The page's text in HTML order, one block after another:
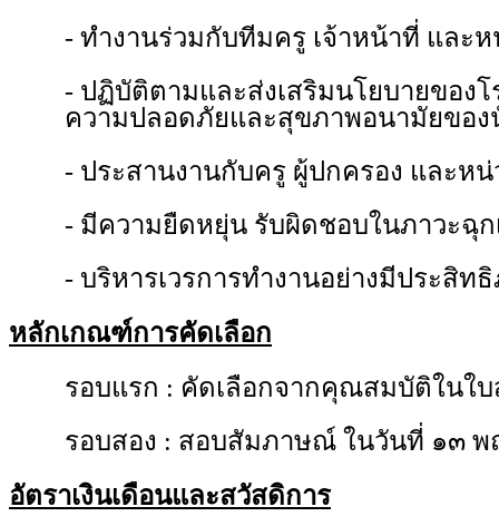
- ทำงานร่วมกับทีมครู เจ้าหน้าที่ และห
- ปฏิบัติตามและส่งเสริมนโยบายของโ
ความปลอดภัยและสุขภาพอนามัยของ
- ประสานงานกับครู ผู้ปกครอง และห
- มีความยืดหยุ่น รับผิดชอบในภาวะฉุก
- บริหารเวรการทำงานอย่างมีประสิท
หลักเกณฑ์การคัดเลือก
รอบแรก : คัดเลือกจากคุณสมบัติในใ
รอบสอง : สอบสัมภาษณ์ ในวันที่ ๑๓
อัตราเงินเดือนและสวัสดิการ